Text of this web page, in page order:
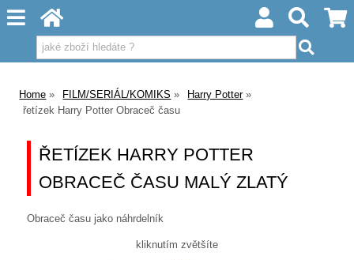
Home FILM/SERIÁL/KOMIKS
Harry Potter
řetízek Harry Potter Obraceč času
ŘETÍZEK HARRY POTTER
OBRACEČ ČASU MALÝ ZLATÝ
Obraceč času jako náhrdelník
kliknutím zvětšíte